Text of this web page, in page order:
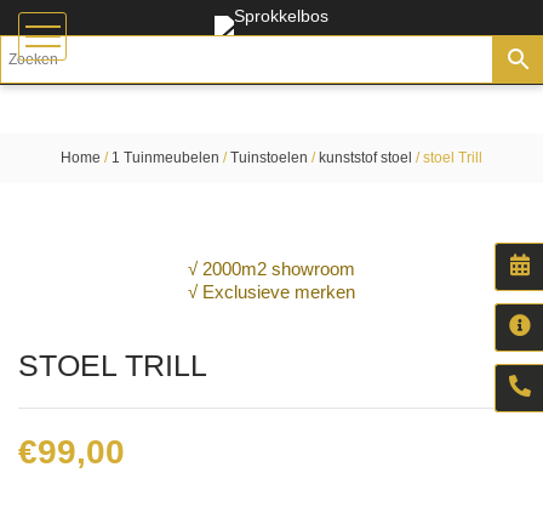
Home / 1 Tuinmeubelen /Tuinstoelen / kunststof stoel / stoel Trill
√ 2000m2 showroom
√ Exclusieve merken
STOEL TRILL
€99,00